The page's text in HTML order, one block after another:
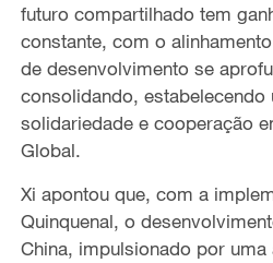
futuro compartilhado tem
constante, com o
de desenvolvimento se
consolidando, estabelecendo
solidariedade e cooperação
Global.
Xi apontou que, com a
Quinquenal, o
China, impulsionado por